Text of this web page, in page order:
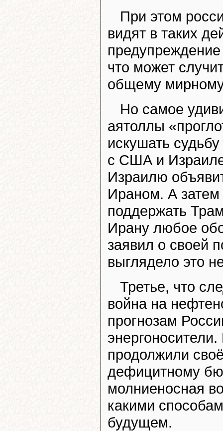
При этом
видят в таких
что может
общему
Но самое
аятоллы
искушать
с США и
Израилю
Ираном. А
поддержать
Ирану любое
заявил о своей
выглядело это
Третье, что
война на
прогнозам
продолжили
дефицитному
молниеносная
какими
будущем.